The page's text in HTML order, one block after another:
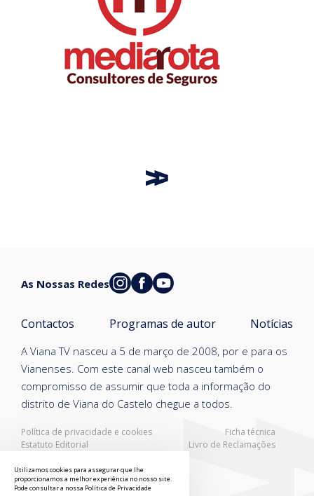
Política de privacidade e cookies
Ficha técnica
Estatuto Editorial
Livro de Reclamações
A Viana TV nasceu a 5 de março de 2008, por e para os
Vianenses. Com este canal web nasceu também o
compromisso de assumir que toda a informação do
distrito de Viana do Castelo chegue a todos.
Contactos Programas de autor Notícias
As Nossas Redes
Utilizamos cookies para assegurar que lhe
proporcionamos a melhor experiência no nosso site.
Pode consultar a nossa Política de Privacidade